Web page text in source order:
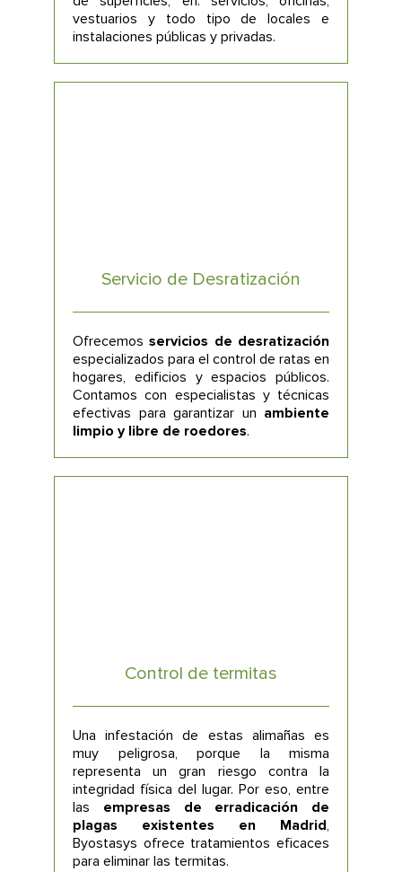
vestuarios y todo tipo de locales e
instalaciones públicas y privadas.
Servicio de Desratización
Ofrecemosservicios de desratización
especializados para el control de ratas en
hogares, edificios y espacios públicos.
Contamos con especialistas y técnicas
efectivas para garantizar un ambiente
limpio y libre de roedores.
Control de termitas
Una infestación de estas alimañas es
muy peligrosa, porque la misma
representa un gran riesgo contra la
integridad física del lugar. Por eso, entre
las empresas de erradicación de
plagas existentes en Madrid,
Byostasys ofrece tratamientos eficaces
para eliminar las termitas.